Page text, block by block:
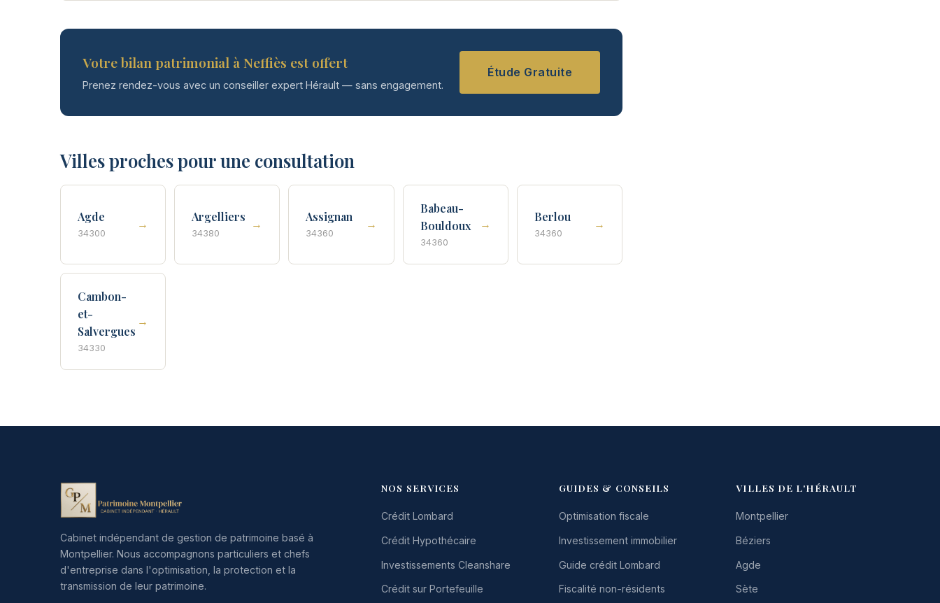
Votre bilan patrimonial à Neffiès est offert
Prenez rendez-vous avec un conseiller expert Hérault — sans engagement.
Étude Gratuite
Villes proches pour une consultation
Agde
34300
→
Argelliers
34380
→
Assignan
34360
→
Babeau-
Bouldoux
34360
→
Berlou
34360
→
Cambon-
et-
Salvergues
34330
→
Cabinet indépendant de gestion de patrimoine basé à
Montpellier. Nous accompagnons particuliers et chefs
d'entreprise dans l'optimisation, la protection et la
transmission de leur patrimoine.
NOS SERVICES
Crédit Lombard
Crédit Hypothécaire
Investissements Cleanshare
Crédit sur Portefeuille
GUIDES & CONSEILS
Optimisation fiscale
Investissement immobilier
Guide crédit Lombard
Fiscalité non-résidents
VILLES DE L'HÉRAULT
Montpellier
Béziers
Agde
Sète